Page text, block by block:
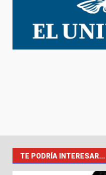
TE PODRÍA INTERESAR...